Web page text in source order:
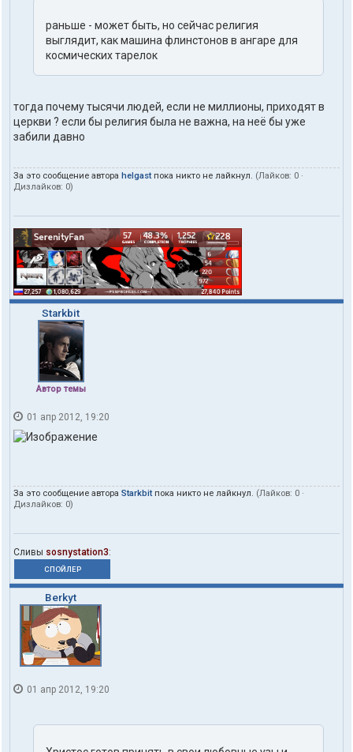
раньше - может быть, но сейчас религия
выглядит, как машина флинстонов в ангаре для
космических тарелок
тогда почему тысячи людей, если не миллионы, приходят в
церкви ? если бы религия была не важна, на неё бы уже
забили давно
За это сообщение автора helgastпока никто не лайкнул. (Лайков: 0 ·
Дизлайков: 0)
Starkbit
Автор темы
01 апр 2012, 19:20
За это сообщение автора Starkbitпока никто не лайкнул. (Лайков: 0 ·
Дизлайков: 0)
Сливы sosnystation3:
СПОЙЛЕР
Berkyt
01 апр 2012, 19:20